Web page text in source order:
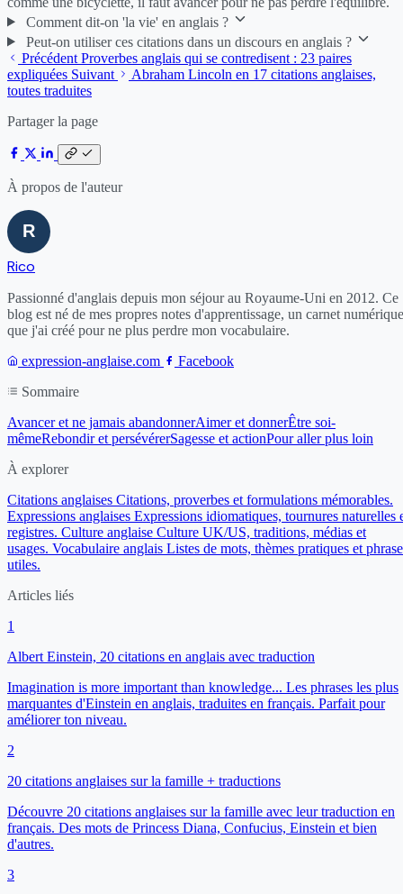
Comment dit-on 'la vie' en anglais ?
Peut-on utiliser ces citations dans un discours en anglais ?
Précédent Proverbes anglais qui se contredisent : 23 paires
expliquées Suivant
Abraham Lincoln en 17 citations anglaises,
toutes traduites
Partager la page
À propos de l'auteur
Rico
Passionné d'anglais depuis mon séjour au Royaume-Uni en 2012. Ce
blog est né de mes propres notes d'apprentissage, un carnet numérique
que j'ai créé pour ne plus perdre mon vocabulaire.
expression-anglaise.com
Facebook
Sommaire
Avancer et ne jamais abandonnerAimer et donnerÊtre soi-
mêmeRebondir et persévérerSagesse et actionPour aller plus loin
À explorer
Citations anglaises Citations, proverbes et formulations mémorables.
Expressions anglaises Expressions idiomatiques, tournures naturelles
registres. Culture anglaise Culture UK/US, traditions, médias et
usages. Vocabulaire anglais Listes de mots, thèmes pratiques et
utiles.
Articles liés
1
Albert Einstein, 20 citations en anglais avec traduction
Imagination is more important than knowledge... Les phrases les plus
marquantes d'Einstein en anglais, traduites en français. Parfait pour
améliorer ton niveau.
2
20 citations anglaises sur la famille + traductions
Découvre 20 citations anglaises sur la famille avec leur traduction en
français. Des mots de Princess Diana, Confucius, Einstein et bien
d'autres.
3